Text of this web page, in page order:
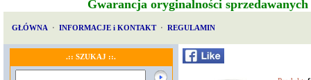
Gwarancja oryginalności
GŁÓWNA · INFORMACJE i KONTAKT · REGULAMIN
.:: SZUKAJ ::.